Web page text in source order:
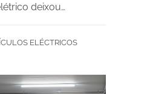
deixou…
ELÉCTRICOS